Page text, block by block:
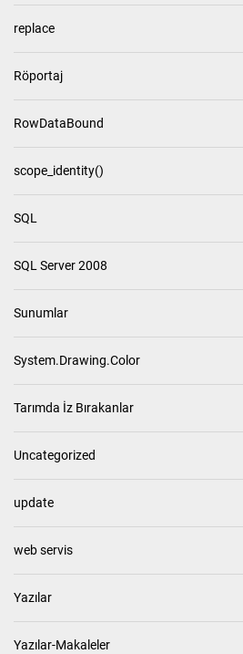
replace
Röportaj
RowDataBound
scope_identity()
SQL
SQL Server 2008
Sunumlar
System.Drawing.Color
Tarımda İz Bırakanlar
Uncategorized
update
web servis
Yazılar
Yazılar-Makaleler